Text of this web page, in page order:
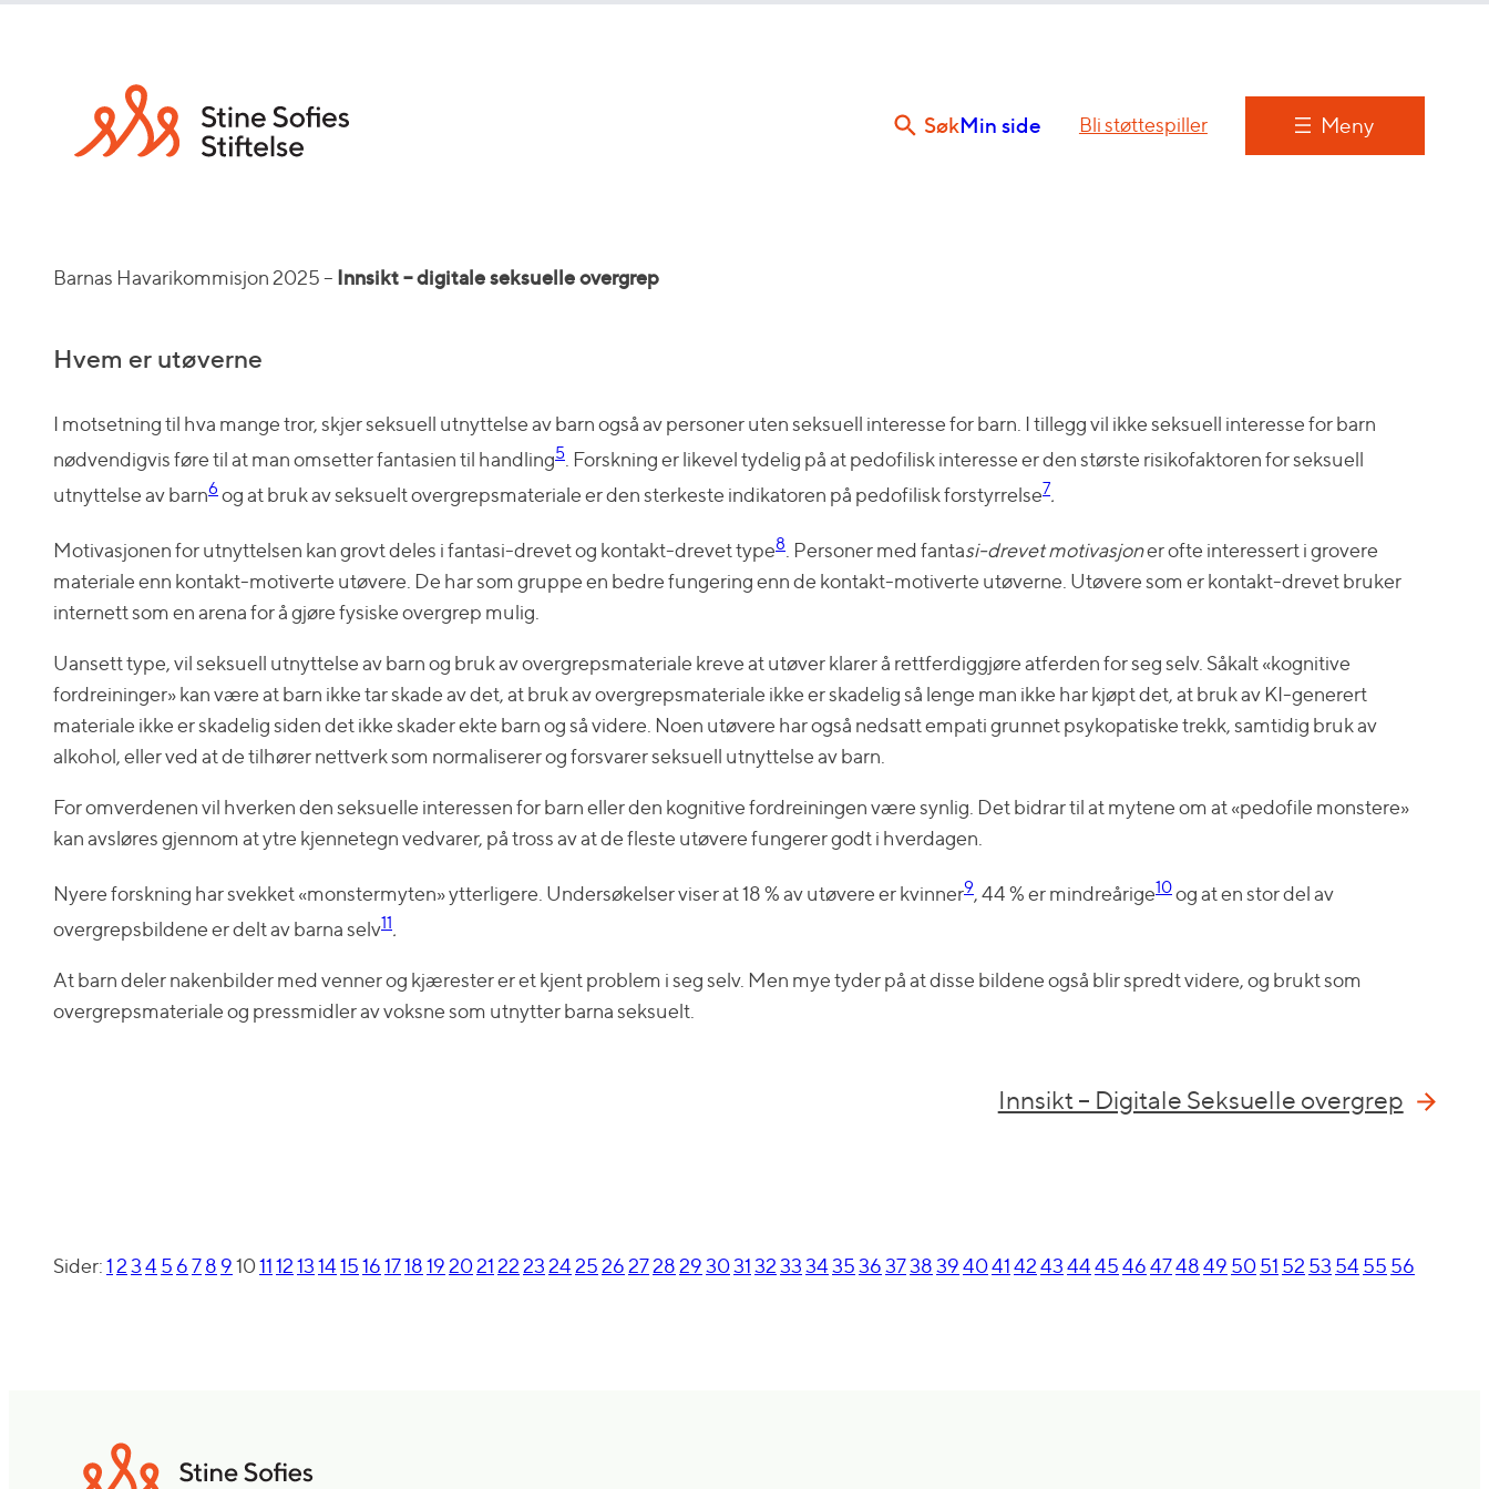
SøkMin side Bli støttespiller Meny
Barnas Havarikommisjon 2025 – Innsikt – digitale seksuelle overgrep
Hvem er utøverne
I motsetning til hva mange tror, skjer seksuell utnyttelse av barn også av personer uten seksuell interesse for barn. I tillegg vil ikke seksuell interesse for barn
nødvendigvis føre til at man omsetter fantasien til handling5 . Forskning er likevel tydelig på at pedofilisk interesse er den største risikofaktoren for seksuell
utnyttelse av barn6 og at bruk av seksuelt overgrepsmateriale er den sterkeste indikatoren på pedofilisk forstyrrelse7.
Motivasjonen for utnyttelsen kan grovt deles i fantasi-drevet og kontakt-drevet type8 . Personer med fantasi-drevet motivasjoner ofte interessert i grovere
materiale enn kontakt-motiverte utøvere. De har som gruppe en bedre fungering enn de kontakt-motiverte utøverne. Utøvere som er kontakt-drevet bruker
internett som en arena for å gjøre fysiske overgrep mulig.
Uansett type, vil seksuell utnyttelse av barn og bruk av overgrepsmateriale kreve at utøver klarer å rettferdiggjøre atferden for seg selv. Såkalt «kognitive
fordreininger» kan være at barn ikke tar skade av det, at bruk av overgrepsmateriale ikke er skadelig så lenge man ikke har kjøpt det, at bruk av KI-generert
materiale ikke er skadelig siden det ikke skader ekte barn og så videre. Noen utøvere har også nedsatt empati grunnet psykopatiske trekk, samtidig bruk av
alkohol, eller ved at de tilhører nettverk som normaliserer og forsvarer seksuell utnyttelse av barn.
For omverdenen vil hverken den seksuelle interessen for barn eller den kognitive fordreiningen være synlig. Det bidrar til at mytene om at «pedofile monstere»
kan avsløres gjennom at ytre kjennetegn vedvarer, på tross av at de fleste utøvere fungerer godt i hverdagen.
Nyere forskning har svekket «monstermyten» ytterligere. Undersøkelser viser at 18 % av utøvere er kvinner9, 44 % er mindreårige10og at en stor del av
overgrepsbildene er delt av barna selv11.
At barn deler nakenbilder med venner og kjærester er et kjent problem i seg selv. Men mye tyder på at disse bildene også blir spredt videre, og brukt som
overgrepsmateriale og pressmidler av voksne som utnytter barna seksuelt.
Innsikt – Digitale Seksuelle overgrep
Sider:1 234 5 678 910111213141516171819 2021 22 23 24 25 26 2728 293031323334353637383940414243444546474849 5051 52 53 54 55 56